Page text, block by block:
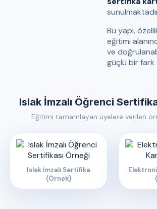
Bu yapı,
eğitimi
ve
güçlü bir fark
Islak İmzalı Öğrenci
Eğitimi tamamlayan üyelere verilen
Islak İmzalı Sertifika
(Örnek)